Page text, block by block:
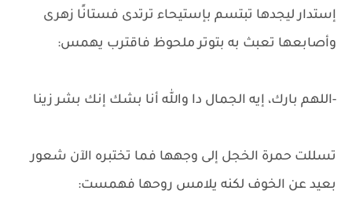
إستدار ليجدها تبتسم بإستيحاء ترتدى فستانًا زهرى
وأصابعها تعبث به بتوتر ملحوظ فاقترب يهمس:
-اللهم بارك، إيه الجمال دا والله أنا بشك إنك بشر زينا
تسللت حمرة الخجل إلى وجهها فما تختبره الآن شعور
بعيد عن الخوف لكنه يلامس روحها فهمست: